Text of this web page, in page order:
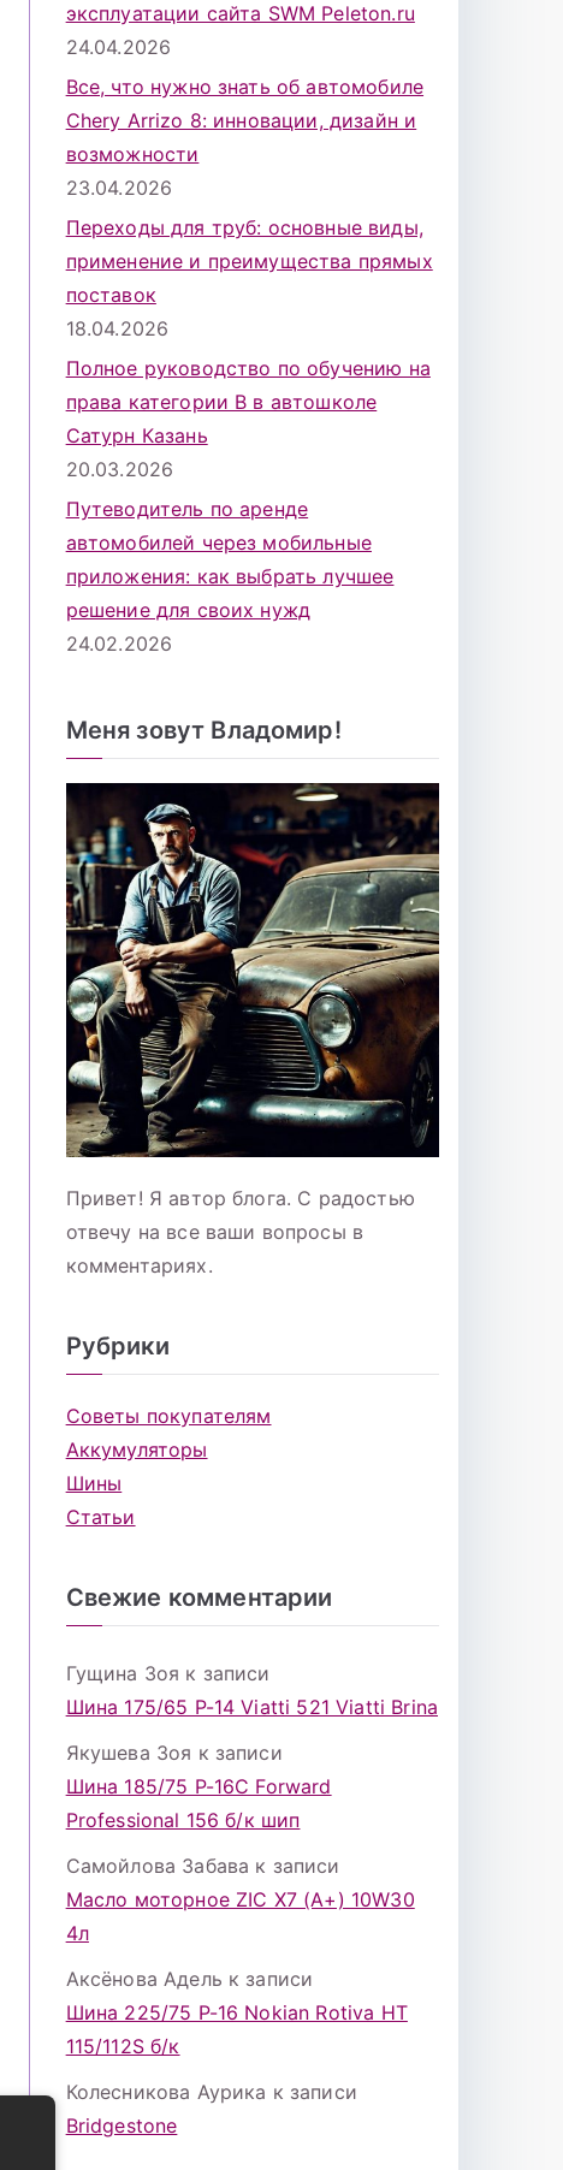
эксплуатации сайта SWM Peleton.ru
24.04.2026
Все, что нужно знать об автомобиле
Chery Arrizo 8: инновации, дизайн и
возможности
23.04.2026
Переходы для труб: основные виды,
применение и преимущества прямых
поставок
18.04.2026
Полное руководство по обучению на
права категории B в автошколе
Сатурн Казань
20.03.2026
Путеводитель по аренде
автомобилей через мобильные
приложения: как выбрать лучшее
решение для своих нужд
24.02.2026
Меня зовут Владомир!
Привет! Я автор блога. С радостью
отвечу на все ваши вопросы в
комментариях.
Рубрики
Советы покупателям
Аккумуляторы
Шины
Статьи
Свежие комментарии
Гущина Зоя к записи
Шина 175/65 Р-14 Viatti 521 Viatti Brina
Якушева Зоя к записи
Шина 185/75 Р-16С Forward
Professional 156 б/к шип
Самойлова Забава к записи
Масло моторное ZIC X7 (A+) 10W30
4л
Аксёнова Адель к записи
Шина 225/75 Р-16 Nokian Rotiva HT
115/112S б/к
Колесникова Аурика к записи
Bridgestone